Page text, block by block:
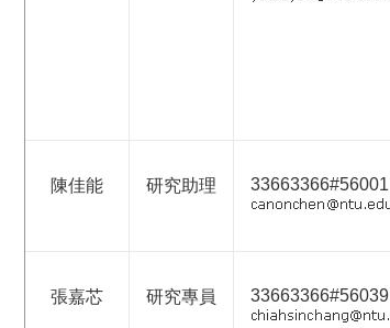
陳佳能 研究助理 33663366#56001
張嘉芯 研究專員 33663366#56039